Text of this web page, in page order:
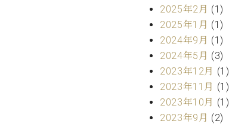
2025年2月 (1)
2025年1月 (1)
2024年9月 (1)
2024年5月 (3)
2023年12月 (1)
2023年11月 (1)
2023年10月 (1)
2023年9月 (2)